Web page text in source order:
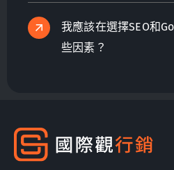
我應該在選擇SEO和
些因素？